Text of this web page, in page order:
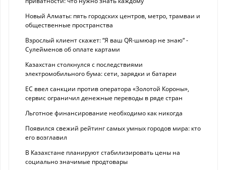
Новый Алматы: пять городских центров, метро, трамваи и
общественные пространства
Взрослый клиент скажет: “Я ваш QR-шмюар не знаю“ -
Сулейменов об оплате картами
Казахстан столкнулся с последствиями
электромобильного бума: сети, зарядки и батареи
ЕС ввел санкции против оператора «Золотой Короны»,
сервис ограничил денежные переводы в ряде стран
Льготное финансирование необходимо как никогда
Появился свежий рейтинг самых умных городов мира: кто
его возглавил
В Казахстане планируют стабилизировать цены на
социально значимые продтовары